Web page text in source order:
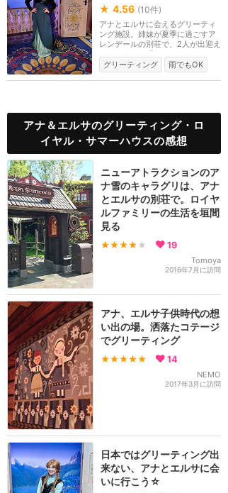
★ 4.56 (10件)
アナとエルサに会えるグリーティ
ング施設。姉妹が夏季に過ごすア
レンデールの別荘で、2人が出迎え
てくれます。「So...
グリーティング
雨でもOK
アナ＆エルサのグリーティング・ロ
イヤル・サマーハウスの感想
ニューアトラクションのア
ナ雪のキャラグリは、アナ
とエルサの別荘で。ロイヤ
ルファミリーの生活を垣間
見る
★★★★ ★ 19
Tomoya
2016年7月に訪問
アナ、エルサ子供時代の想
い出の場。洒落たコテージ
でグリーティング
★★★★★ 14
NEMO
2017年3月に訪問
日本ではグリーティング出
来ない、アナとエルサに会
いに行こう☆